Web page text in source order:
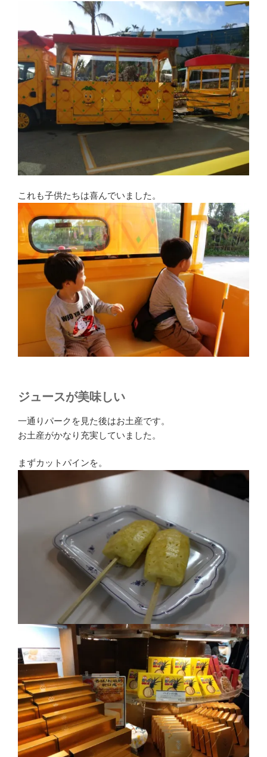
これも子供たちは喜んでいました。
ジュースが美味しい
一通りパークを見た後はお土産です。
お土産がかなり充実していました。
まずカットパインを。